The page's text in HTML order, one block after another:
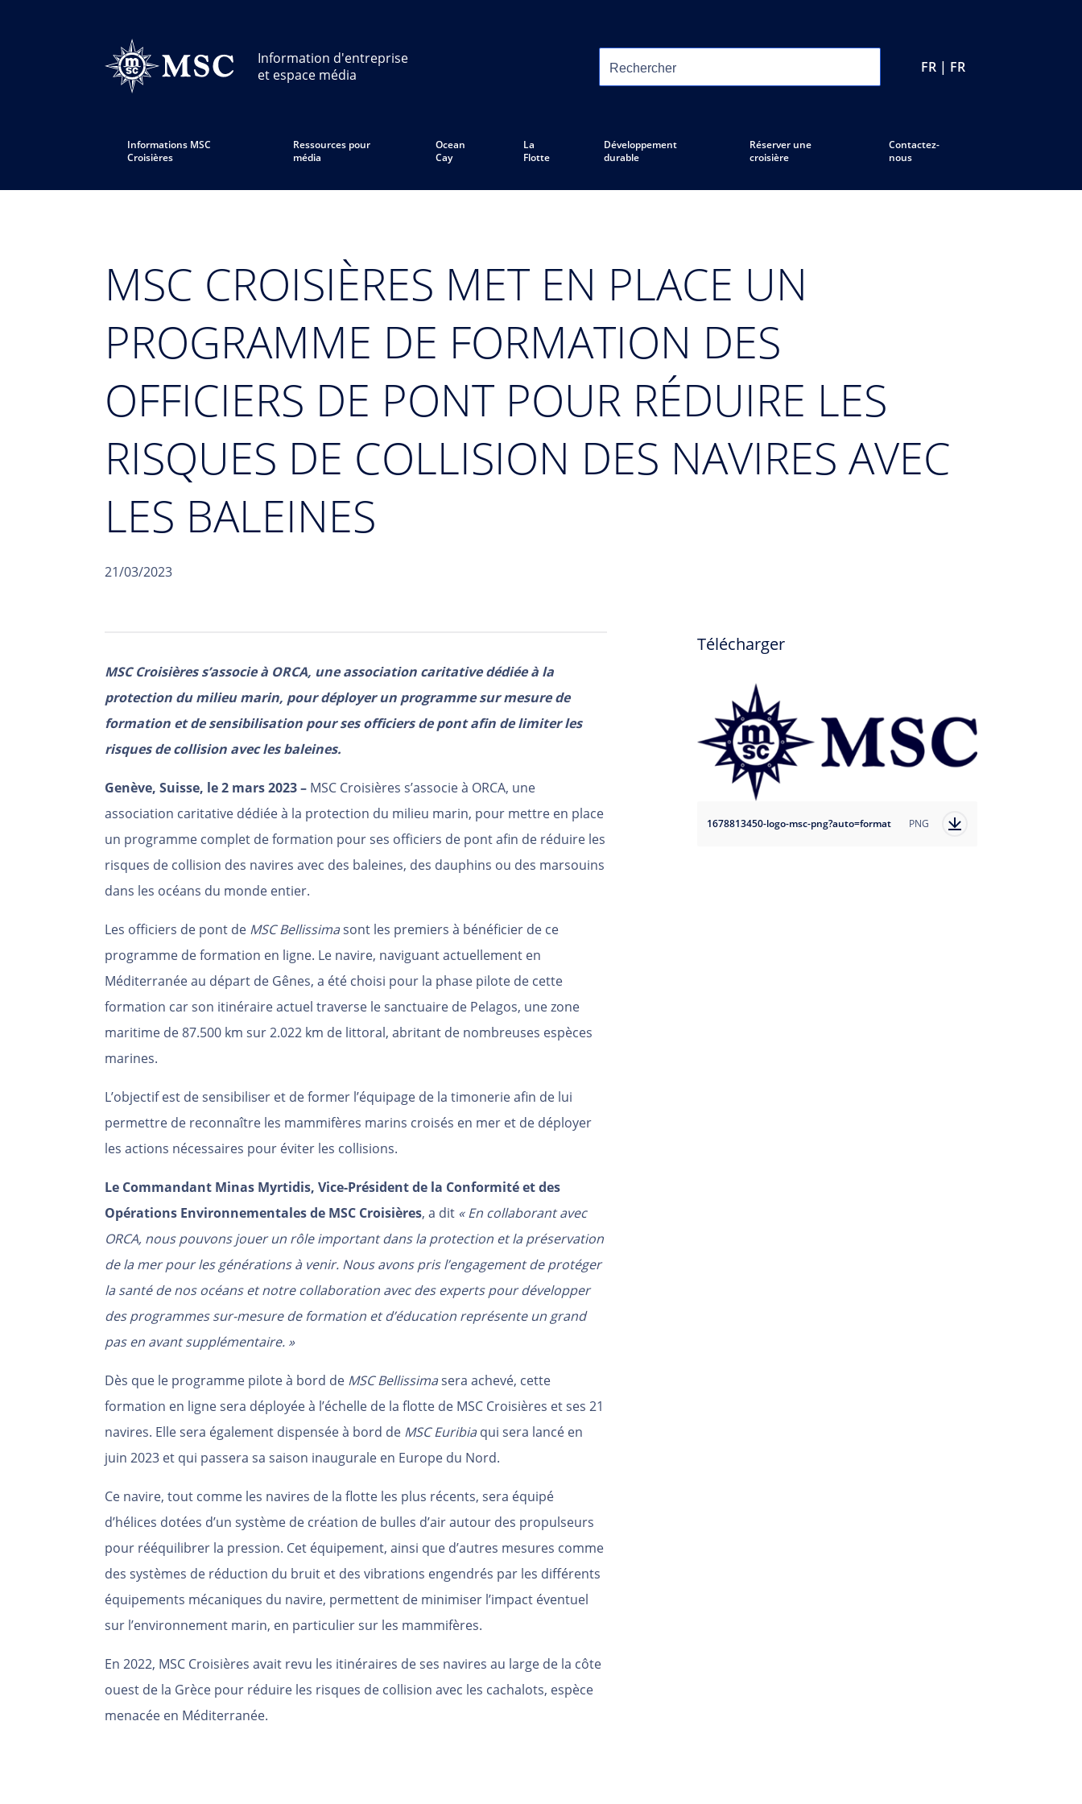
Information d'entreprise
et espace média
FR | FR
Informations MSC
Croisières
Ressources pour
média
Ocean
Cay
La
Flotte
Développement
durable
Réserver une
croisière
Contactez-
nous
MSC CROISIÈRES MET EN PLACE UN
PROGRAMME DE FORMATION DES
OFFICIERS DE PONT POUR RÉDUIRE LES
RISQUES DE COLLISION DES NAVIRES AVEC
LES BALEINES
21/03/2023
MSC Croisières s’associe à ORCA, une association caritative dédiée à la
protection du milieu marin, pour déployer un programme sur mesure de
formation et de sensibilisation pour ses officiers de pont afin de limiter les
risques de collision avec les baleines.
Genève, Suisse, le 2 mars 2023 – MSC Croisières s’associe à ORCA, une
association caritative dédiée à la protection du milieu marin, pour mettre en place
un programme complet de formation pour ses officiers de pont afin de réduire les
risques de collision des navires avec des baleines, des dauphins ou des marsouins
dans les océans du monde entier.
Les officiers de pont de MSC Bellissimasont les premiers à bénéficier de ce
programme de formation en ligne. Le navire, naviguant actuellement en
Méditerranée au départ de Gênes, a été choisi pour la phase pilote de cette
formation car son itinéraire actuel traverse le sanctuaire de Pelagos, une zone
maritime de 87.500 km sur 2.022 km de littoral, abritant de nombreuses espèces
marines.
L’objectif est de sensibiliser et de former l’équipage de la timonerie afin de lui
permettre de reconnaître les mammifères marins croisés en mer et de déployer
les actions nécessaires pour éviter les collisions.
Le Commandant Minas Myrtidis, Vice-Président de la Conformité et des
Opérations Environnementales de MSC Croisières, a dit « En collaborant avec
ORCA, nous pouvons jouer un rôle important dans la protection et la préservation
de la mer pour les générations à venir. Nous avons pris l’engagement de protéger
la santé de nos océans et notre collaboration avec des experts pour développer
des programmes sur-mesure de formation et d’éducation représente un grand
pas en avant supplémentaire. »
Dès que le programme pilote à bord de MSC Bellissimasera achevé, cette
formation en ligne sera déployée à l’échelle de la flotte de MSC Croisières et ses 21
navires. Elle sera également dispensée à bord de MSC Euribiaqui sera lancé en
juin 2023 et qui passera sa saison inaugurale en Europe du Nord.
Ce navire, tout comme les navires de la flotte les plus récents, sera équipé
d’hélices dotées d’un système de création de bulles d’air autour des propulseurs
pour rééquilibrer la pression. Cet équipement, ainsi que d’autres mesures comme
des systèmes de réduction du bruit et des vibrations engendrés par les différents
équipements mécaniques du navire, permettent de minimiser l’impact éventuel
sur l’environnement marin, en particulier sur les mammifères.
En 2022, MSC Croisières avait revu les itinéraires de ses navires au large de la côte
ouest de la Grèce pour réduire les risques de collision avec les cachalots, espèce
menacée en Méditerranée.
Télécharger
1678813450-logo-msc-png?auto=format PNG